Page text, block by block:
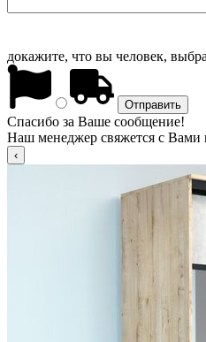
докажите, что вы человек,
Спасибо за Ваше сообщение!
Наш менеджер свяжется с Вами